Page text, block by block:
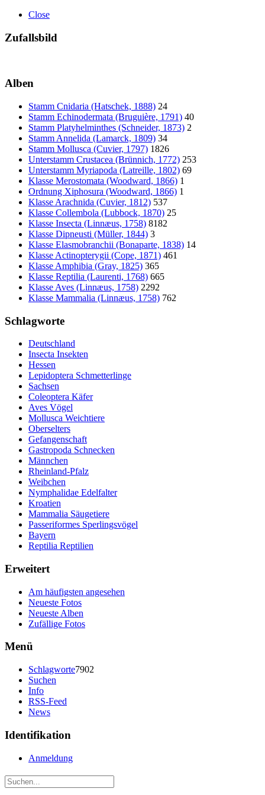
Close
Zufallsbild
Alben
Stamm Cnidaria (Hatschek, 1888) 24
Stamm Echinodermata (Bruguière, 1791) 40
Stamm Platyhelminthes (Schneider, 1873) 2
Stamm Annelida (Lamarck, 1809) 34
Stamm Mollusca (Cuvier, 1797) 1826
Unterstamm Crustacea (Brünnich, 1772) 253
Unterstamm Myriapoda (Latreille, 1802) 69
Klasse Merostomata (Woodward, 1866) 1
Ordnung Xiphosura (Woodward, 1866) 1
Klasse Arachnida (Cuvier, 1812) 537
Klasse Collembola (Lubbock, 1870) 25
Klasse Insecta (Linnæus, 1758) 8182
Klasse Dipneusti (Müller, 1844) 3
Klasse Elasmobranchii (Bonaparte, 1838) 14
Klasse Actinopterygii (Cope, 1871) 461
Klasse Amphibia (Gray, 1825) 365
Klasse Reptilia (Laurenti, 1768) 665
Klasse Aves (Linnæus, 1758) 2292
Klasse Mammalia (Linnæus, 1758) 762
Schlagworte
Deutschland
Insecta Insekten
Hessen
Lepidoptera Schmetterlinge
Sachsen
Coleoptera Käfer
Aves Vögel
Mollusca Weichtiere
Oberselters
Gefangenschaft
Gastropoda Schnecken
Männchen
Rheinland-Pfalz
Weibchen
Nymphalidae Edelfalter
Kroatien
Mammalia Säugetiere
Passeriformes Sperlingsvögel
Bayern
Reptilia Reptilien
Erweitert
Am häufigsten angesehen
Neueste Fotos
Neueste Alben
Zufällige Fotos
Menü
Schlagworte7902
Suchen
Info
RSS-Feed
News
Identifikation
Anmeldung